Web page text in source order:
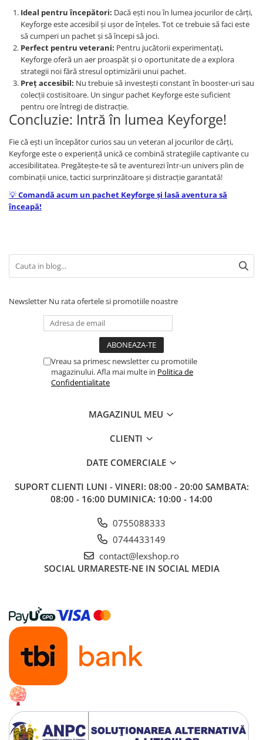
Pokemon
One Piece
Lord of The Rings
Naruto Shippuden
Sailor Moon
Harry Potter
Star Trek
Fallout
Stranger Things
Collectibles
KPop Demon Hunters
Retro Arcade – Jocuri, Console si
Hello Kitty - Produse Oficiale
Sanrio
Trading Card Games
DragonBallZ
Pokemon TCG
Disney Lorcana
Magic The Gathering TCG
One Piece Card Game
Colectii Oficiale Topps si Panini si
altele
Final Fantasy
Grand Archive TCG
Alte TCG-uri
Carti singles
Ideal pentru începători: Dacă ești nou în lumea jocurilor de cărți,
Keyforge este accesibil și ușor de înțeles. Tot ce trebuie să faci este
să cumperi un pachet și să începi să joci.
Perfect pentru veterani: Pentru jucătorii experimentați,
Keyforge oferă un aer proaspăt și o oportunitate de a explora
strategii noi fără stresul optimizării unui pachet.
Preț accesibil: Nu trebuie să investești constant în booster-uri sau
colecții costisitoare. Un singur pachet Keyforge este suficient
pentru ore întregi de distracție.
Concluzie: Intră în lumea Keyforge!
Fie că ești un începător curios sau un veteran al jocurilor de cărți,
Keyforge este o experiență unică ce combină strategiile captivante cu
accesibilitatea. Pregătește-te să te aventurezi într-un univers plin de
combinații unice, tactici surprinzătoare și distracție garantată!
💡Comandă acum un pachet Keyforge și lasă aventura să
înceapă!
Newsletter Nu rata ofertele si promotiile noastre
Vreau sa primesc newsletter cu promotiile
magazinului. Afla mai multe in Politica de
Confidentialitate
MAGAZINUL MEU
CLIENTI
DATE COMERCIALE
SUPORT CLIENTI LUNI - VINERI: 08:00 - 20:00 SAMBATA:
08:00 - 16:00 DUMINICA: 10:00 - 14:00
0755088333
0744433149
contact@lexshop.ro
SOCIAL URMARESTE-NE IN SOCIAL MEDIA